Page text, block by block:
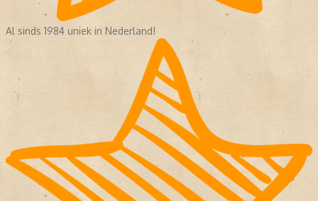
Al sinds 1984 uniek in Nederland!